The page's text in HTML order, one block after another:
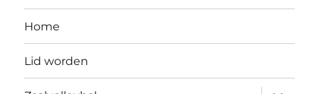
Home
Lid worden